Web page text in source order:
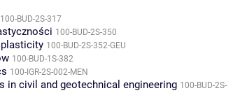
100-BUD-2S-317
100-BUD-2S-350
100-BUD-2S-352-GEU
100-BUD-1S-382
100-IGR-2S-002-MEN
in civil and geotechnical engineering 100-BUD-2S-